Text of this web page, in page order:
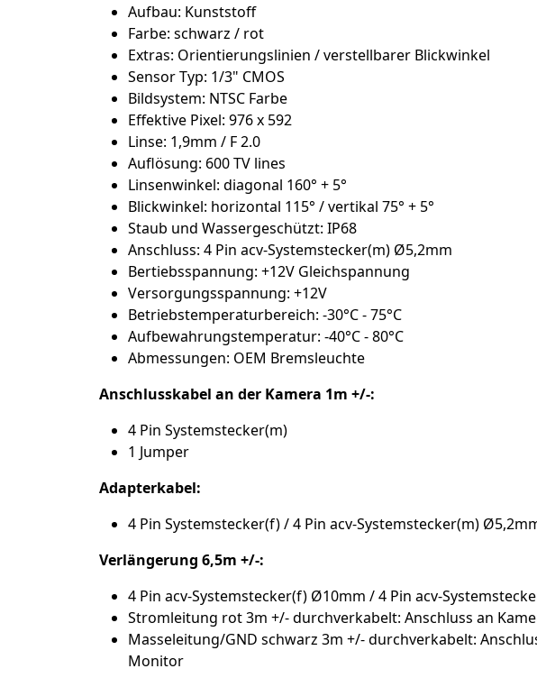
Aufbau: Kunststoff
Farbe: schwarz / rot
Extras: Orientierungslinien / verstellbarer Blickwinkel
Sensor Typ: 1/3" CMOS
Bildsystem: NTSC Farbe
Effektive Pixel: 976 x 592
Linse: 1,9mm / F 2.0
Auflösung: 600 TV lines
Linsenwinkel: diagonal 160° + 5°
Blickwinkel: horizontal 115° / vertikal 75° + 5°
Staub und Wassergeschützt: IP68
Anschluss: 4 Pin acv-Systemstecker(m) Ø5,2mm
Bertiebsspannung: +12V Gleichspannung
Versorgungsspannung: +12V
Betriebstemperaturbereich: -30°C - 75°C
Aufbewahrungstemperatur: -40°C - 80°C
Abmessungen: OEM Bremsleuchte
Anschlusskabel an der Kamera 1m +/-:
4 Pin Systemstecker(m)
1 Jumper
Adapterkabel:
4 Pin Systemstecker(f) / 4 Pin acv-Systemstecker(m)
Verlängerung 6,5m +/-:
4 Pin acv-Systemstecker(f) Ø10mm / 4 Pin acv-
Stromleitung rot 3m +/- durchverkabelt: Anschluss an
Masseleitung/GND schwarz 3m +/- durchverkabelt:
Monitor